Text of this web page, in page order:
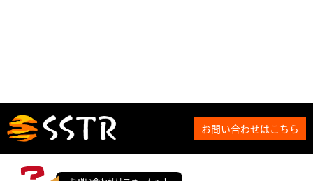
お問い合わせはこちら